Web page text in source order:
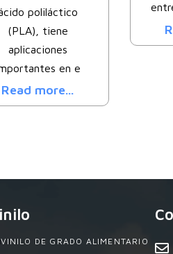
poliláctico
(PLA), tiene
aplicaciones
en e
Read more...
DE GRADO ALIMENTARIO